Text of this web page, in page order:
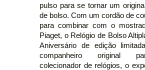
pulso para se tornar um
de bolso. Com um cordão de
para combinar com o
Piaget, o Relógio de Bolso
Aniversário de edição
companheiro original
colecionador de relógios, o